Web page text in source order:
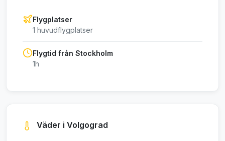
Flygplatser
1 huvudflygplatser
Flygtid från Stockholm
1h
Väder i Volgograd